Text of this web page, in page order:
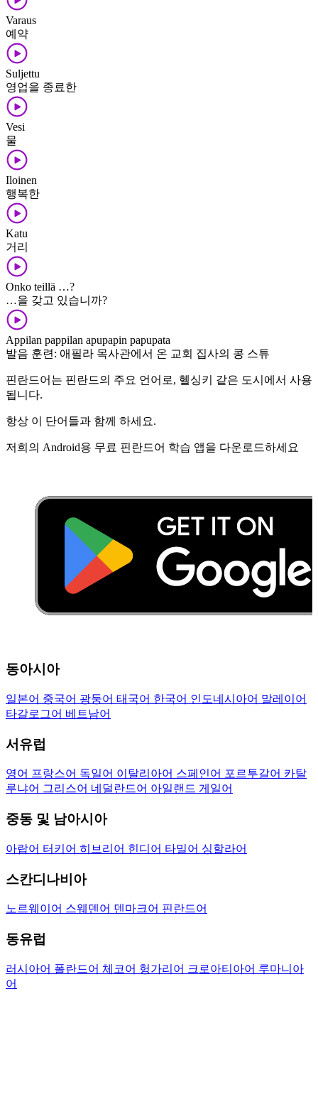
Varaus
예약
Suljettu
영업을 종료한
Vesi
물
Iloinen
행복한
Katu
거리
Onko teillä …?
…을 갖고 있습니까?
Appilan pappilan apupapin papupata
발음 훈련: 애필라 목사관에서 온 교회 집사의 콩 스튜
핀란드어는 핀란드의 주요 언어로, 헬싱키 같은 도시에서 사용
됩니다.
항상 이 단어들과 함께 하세요.
저희의 Android용 무료 핀란드어 학습 앱을 다운로드하세요
동아시아
일본어 중국어 광둥어 태국어 한국어 인도네시아어 말레이어
타갈로그어 베트남어
서유럽
영어 프랑스어 독일어 이탈리아어 스페인어 포르투갈어 카탈
루냐어 그리스어 네덜란드어 아일랜드 게일어
중동 및 남아시아
아랍어 터키어 히브리어 힌디어 타밀어 싱할라어
스칸디나비아
노르웨이어 스웨덴어 덴마크어 핀란드어
동유럽
러시아어 폴란드어 체코어 헝가리어 크로아티아어 루마니아
어